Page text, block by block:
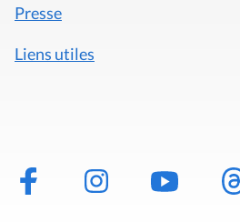
Presse
Liens utiles